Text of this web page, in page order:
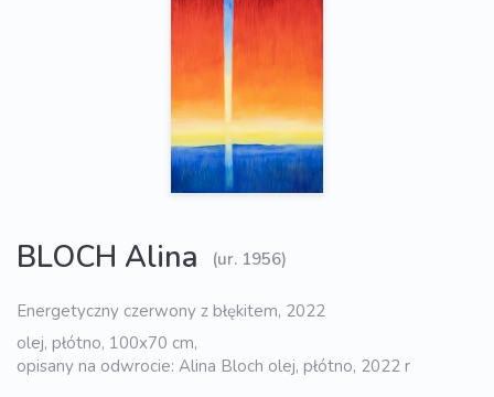
BLOCH Alina (ur. 1956)
Energetyczny czerwony z błękitem, 2022
olej, płótno, 100x70 cm,
opisany na odwrocie: Alina Bloch olej, płótno, 2022 r